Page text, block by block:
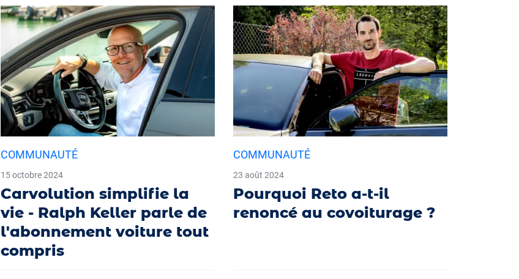
COMMUNAUTÉ
15 octobre 2024
Carvolution simplifie la
vie - Ralph Keller parle de
l'abonnement voiture tout
compris
COMMUNAUTÉ
23 août 2024
Pourquoi Reto a-t-il
renoncé au covoiturage ?